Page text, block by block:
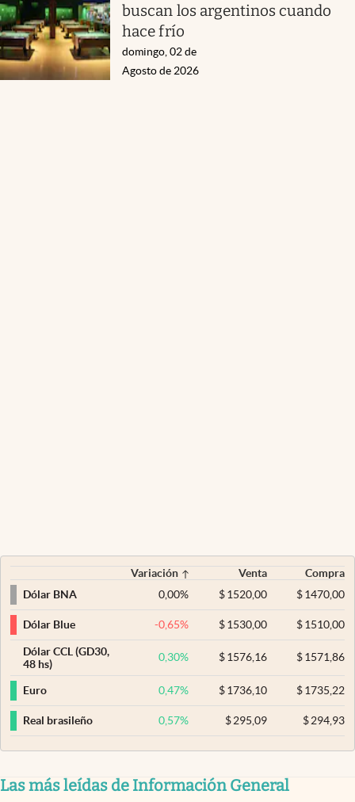
buscan los argentinos cuando
hace frío
domingo, 02 de
Agosto de 2026
Variación Venta
Compra
Dólar BNA
0,00% $ 1520,00 $1470,00
Dólar Blue -0,65% $ 1530,00 $1510,00
Dólar CCL (GD30,
48 hs)
0,30% $ 1576,16 $1571,86
Euro 0,47% $ 1736,10 $1735,22
Real brasileño 0,57% $ 295,09 $294,93
Las más leídas de Información General